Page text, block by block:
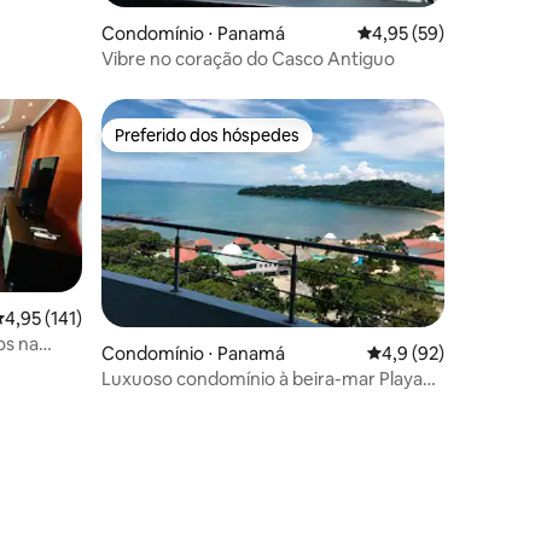
Condomínio ⋅ Panamá 4,95 de uma
4,95 (59)
Vibre no coração do Casco Antiguo
de uma avaliação média de 5, 141 avaliações
4,95 (141)
na
Preferido dos hóspedes
Preferido dos hóspedes
Condomínio ⋅ Panamá 4,9 de uma
4,9 (92)
Luxuoso condomínio à beira-mar Playa